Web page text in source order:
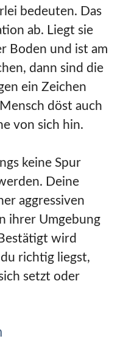
bedeuten. Das
ab. Liegt sie
Boden und ist am
dann sind die
ein Zeichen
döst auch
von sich hin.
keine Spur
Deine
aggressiven
ihrer Umgebung
wird
richtig liegst,
setzt oder